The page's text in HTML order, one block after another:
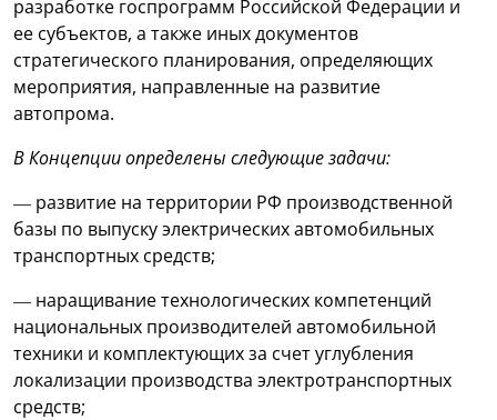
разработке госпрограмм Российской Федерации и
ее субъектов, а также иных документов
стратегического планирования, определяющих
мероприятия, направленные на развитие
автопрома.
В Концепции определены следующие задачи:
— развитие на территории РФ производственной
базы по выпуску электрических автомобильных
транспортных средств;
— наращивание технологических компетенций
национальных производителей автомобильной
техники и комплектующих за счет углубления
локализации производства электротранспортных
средств;